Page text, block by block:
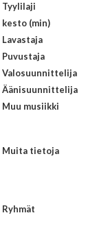
Tyylilaji
kesto (min)
Lavastaja
Puvustaja
Valosuunnittelija
Äänisuunnittelija
Muu musiikki
Muita tietoja
Ryhmät